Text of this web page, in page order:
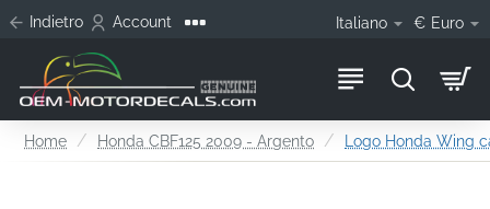
Indietro Account Italiano € Euro
HomehomeHonda CBF125 2009 - Argento Logo Honda Wing